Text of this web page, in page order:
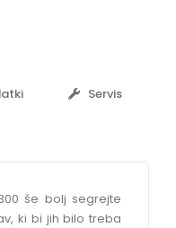
Servis
še bolj segrejte
ki bi jih bilo treba